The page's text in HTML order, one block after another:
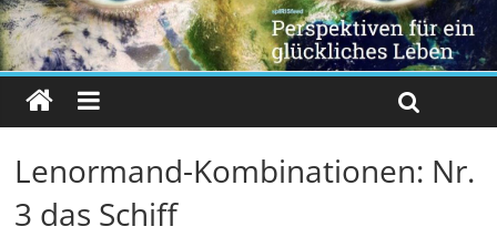
Lenormand-Kombinationen: Nr.
3 das Schiff